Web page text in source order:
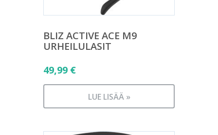
BLIZ ACTIVE ACE M9
URHEILULASIT
49,99 €
LUE LISÄÄ »